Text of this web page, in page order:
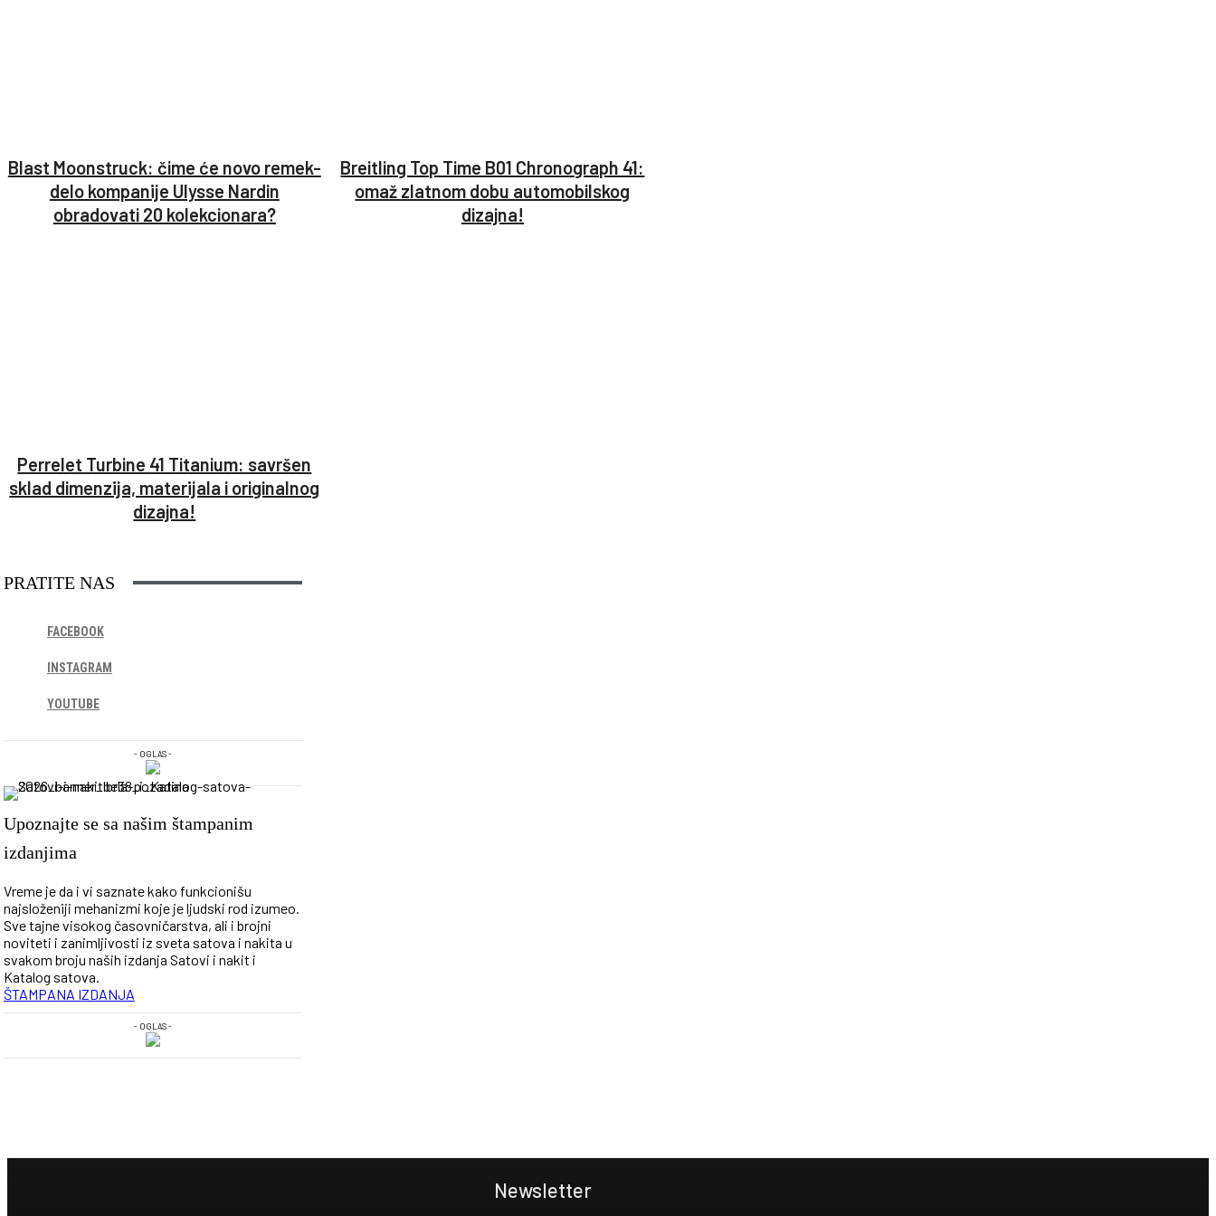
Blast Moonstruck: čime će novo remek-
delo kompanije Ulysse Nardin
obradovati 20 kolekcionara?
Breitling Top Time B01 Chronograph 41:
omaž zlatnom dobu automobilskog
dizajna!
Perrelet Turbine 41 Titanium: savršen
sklad dimenzija, materijala i originalnog
dizajna!
PRATITE NAS
FACEBOOK
INSTAGRAM
YOUTUBE
- OGLAS -
Upoznajte se sa našim štampanim
izdanjima
Vreme je da i vi saznate kako funkcionišu
najsloženiji mehanizmi koje je ljudski rod izumeo.
Sve tajne visokog časovničarstva, ali i brojni
noviteti i zanimljivosti iz sveta satova i nakita u
svakom broju naših izdanja Satovi i nakit i
Katalog satova.
ŠTAMPANA IZDANJA
- OGLAS -
Newsletter